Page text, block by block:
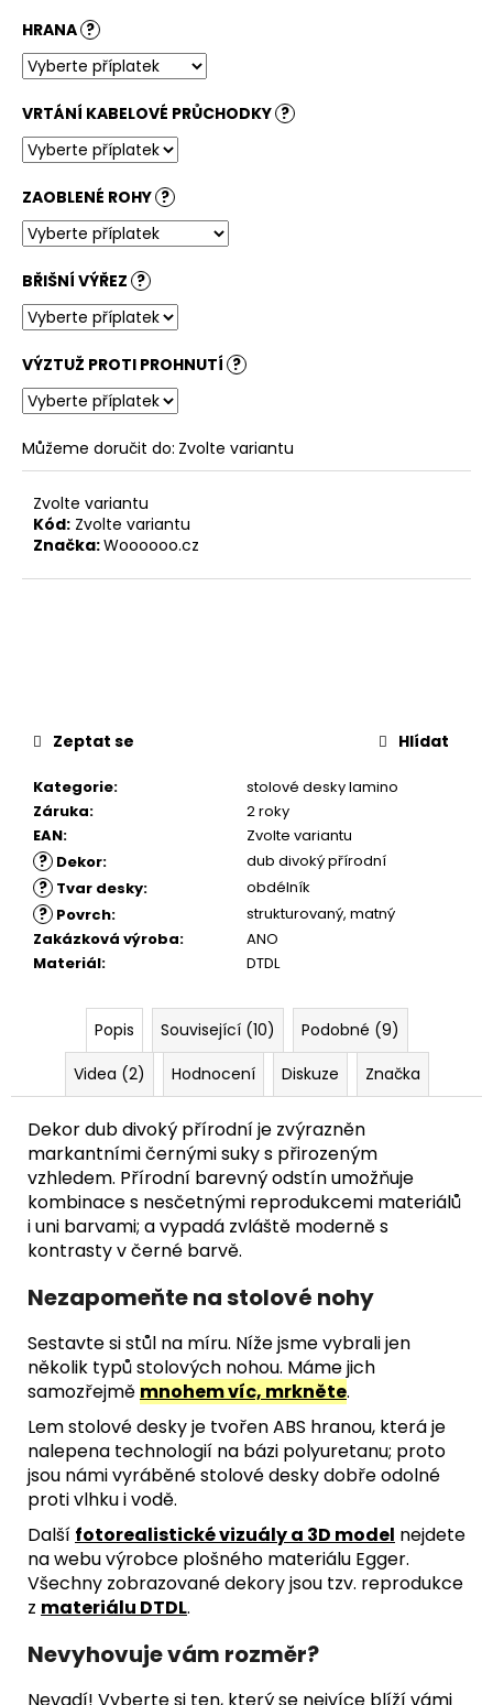
HRANA ?
VRTÁNÍ KABELOVÉ PRŮCHODKY ?
ZAOBLENÉ ROHY ?
BŘIŠNÍ VÝŘEZ ?
VÝZTUŽ PROTI PROHNUTÍ ?
Můžeme doručit do: Zvolte variantu
Zvolte variantu
Kód: Zvolte variantu
Značka:Woooooo.cz
Kategorie:
stolové desky lamino
Záruka:
2 roky
EAN: Zvolte variantu
? Dekor: dub divoký přírodní
? Tvar desky: obdélník
? Povrch: strukturovaný, matný
Zakázková výroba:
ANO
Materiál: DTDL
Zeptat se Hlídat
Popis Související (10)
Podobné (9)
Videa (2)
Hodnocení Diskuze Značka
Dekor dub divoký přírodní je zvýrazněn
markantními černými suky s přirozeným
vzhledem. Přírodní barevný odstín umožňuje
kombinace s nesčetnými reprodukcemi materiálů
i uni barvami; a vypadá zvláště moderně s
kontrasty v černé barvě.
Nezapomeňte na stolové nohy
Sestavte si stůl na míru. Níže jsme vybrali jen
několik typů stolových nohou. Máme jich
samozřejmě mnohem víc, mrkněte.
Lem stolové desky je tvořen ABS hranou, která je
nalepena technologií na bázi polyuretanu; proto
jsou námi vyráběné stolové desky dobře odolné
proti vlhku i vodě.
Další fotorealistické vizuály a 3D model nejdete
na webu výrobce plošného materiálu Egger.
Všechny zobrazované dekory jsou tzv. reprodukce
z materiálu DTDL.
Nevyhovuje vám rozměr?
Nevadí! Vyberte si ten, který se nejvíce blíží vámi
PŘÍRODNÍ
3
880
Kč